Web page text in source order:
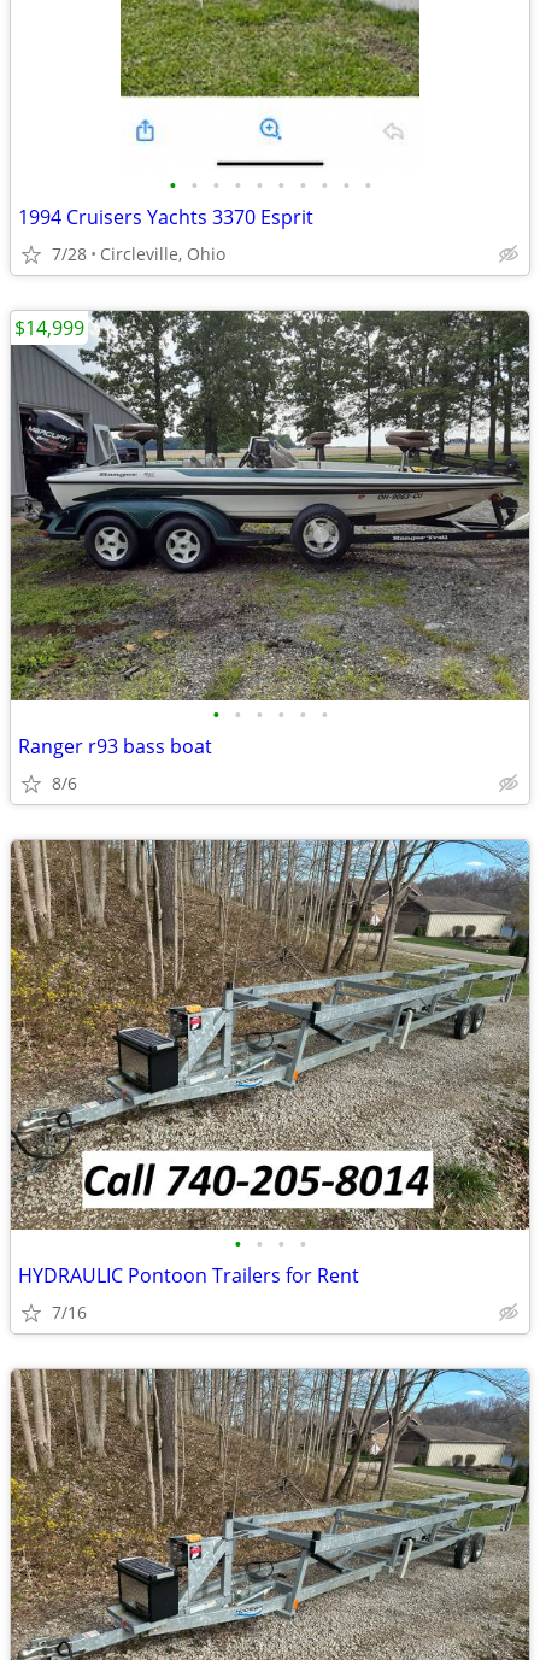
• • • • • • • • • •
1994 Cruisers Yachts 3370 Esprit
7/28 Circleville, Ohio
• • • • • •
Ranger r93 bass boat
8/6
$14,999
• • • •
HYDRAULIC Pontoon Trailers for Rent
7/16